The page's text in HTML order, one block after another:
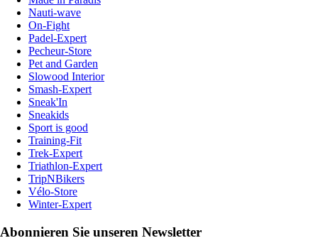
Nauti-wave
On-Fight
Padel-Expert
Pecheur-Store
Pet and Garden
Slowood Interior
Smash-Expert
Sneak'In
Sneakids
Sport is good
Training-Fit
Trek-Expert
Triathlon-Expert
TripNBikers
Vélo-Store
Winter-Expert
Abonnieren Sie unseren Newsletter